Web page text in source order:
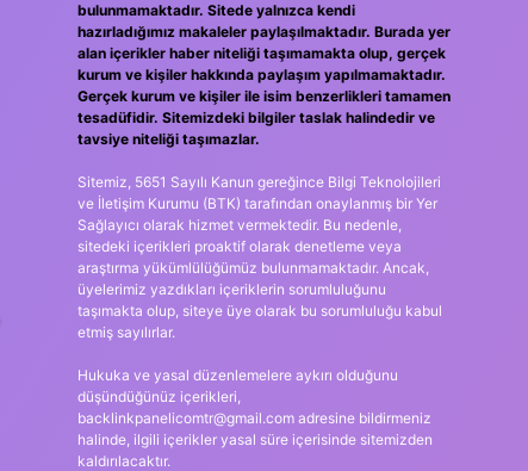
bulunmamaktadır. Sitede yalnızca kendi
hazırladığımız makaleler paylaşılmaktadır. Burada yer
alan içerikler haber niteliği taşımamakta olup, gerçek
kurum ve kişiler hakkında paylaşım yapılmamaktadır.
Gerçek kurum ve kişiler ile isim benzerlikleri tamamen
tesadüfidir. Sitemizdeki bilgiler taslak halindedir ve
tavsiye niteliği taşımazlar.
Sitemiz, 5651 Sayılı Kanun gereğince Bilgi Teknolojileri
ve İletişim Kurumu (BTK) tarafından onaylanmış bir Yer
Sağlayıcı olarak hizmet vermektedir. Bu nedenle,
sitedeki içerikleri proaktif olarak denetleme veya
araştırma yükümlülüğümüz bulunmamaktadır. Ancak,
üyelerimiz yazdıkları içeriklerin sorumluluğunu
taşımakta olup, siteye üye olarak bu sorumluluğu kabul
etmiş sayılırlar.
Hukuka ve yasal düzenlemelere aykırı olduğunu
düşündüğünüz içerikleri,
backlinkpanelicomtr@gmail.comadresine bildirmeniz
halinde, ilgili içerikler yasal süre içerisinde sitemizden
kaldırılacaktır.